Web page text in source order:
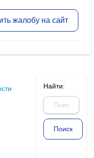
жалобу на сайт
Найти: